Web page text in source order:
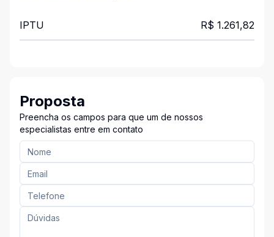
IPTU R$ 1.261,82
Proposta
Preencha os campos para que um de nossos
especialistas entre em contato